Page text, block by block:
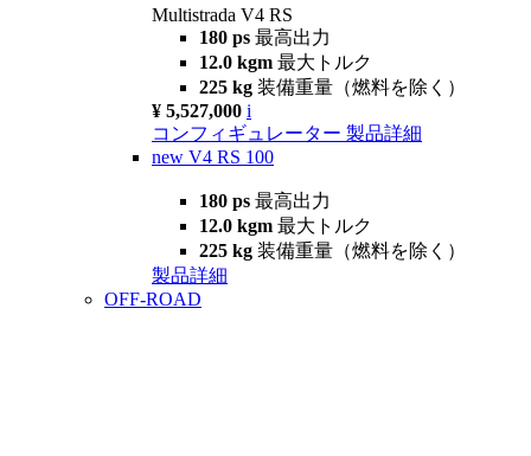
Multistrada V4 RS
180 ps 最高出力
12.0 kgm 最大トルク
225 kg 装備重量（燃料を除く）
¥ 5,527,000 i
コンフィギュレーター 製品詳細
new V4 RS 100
180 ps 最高出力
12.0 kgm 最大トルク
225 kg 装備重量（燃料を除く）
製品詳細
OFF-ROAD